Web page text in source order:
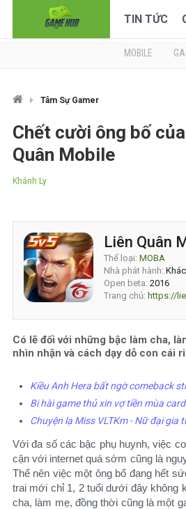
TIN TỨC
MOBILE
Tâm Sự Gamer
Chết cười ông bố
Quân Mobile
Khánh Ly
Liên Quân
Thể loại: MOBA
Nhà phát hành: Khác
Open beta: 2016
Trang chủ: https://
Có lẽ đối với những bậc làm cha,
nhìn nhận và cách dạy dỗ con cái
Kiều Anh Hera bất ngờ comeback
Bi hài game thủ xin vợ tiền mùa
Chuyện lạ Miss VLTKm - Nữ đại gia
Với đa số các bậc phụ huynh, việc
cận với internet quá sớm cũng là
Thế nên việc một ông bố đang hết
trai mới chỉ 1, 2 tuổi dưới đây không
cha, làm mẹ, đồng thời cũng là một